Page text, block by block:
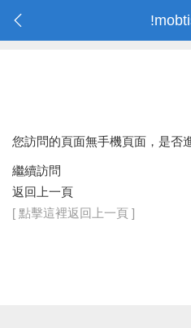
您訪問的頁面無手機頁面，是否
繼續訪問
返回上一頁
[ 點擊這裡返回上一頁 ]